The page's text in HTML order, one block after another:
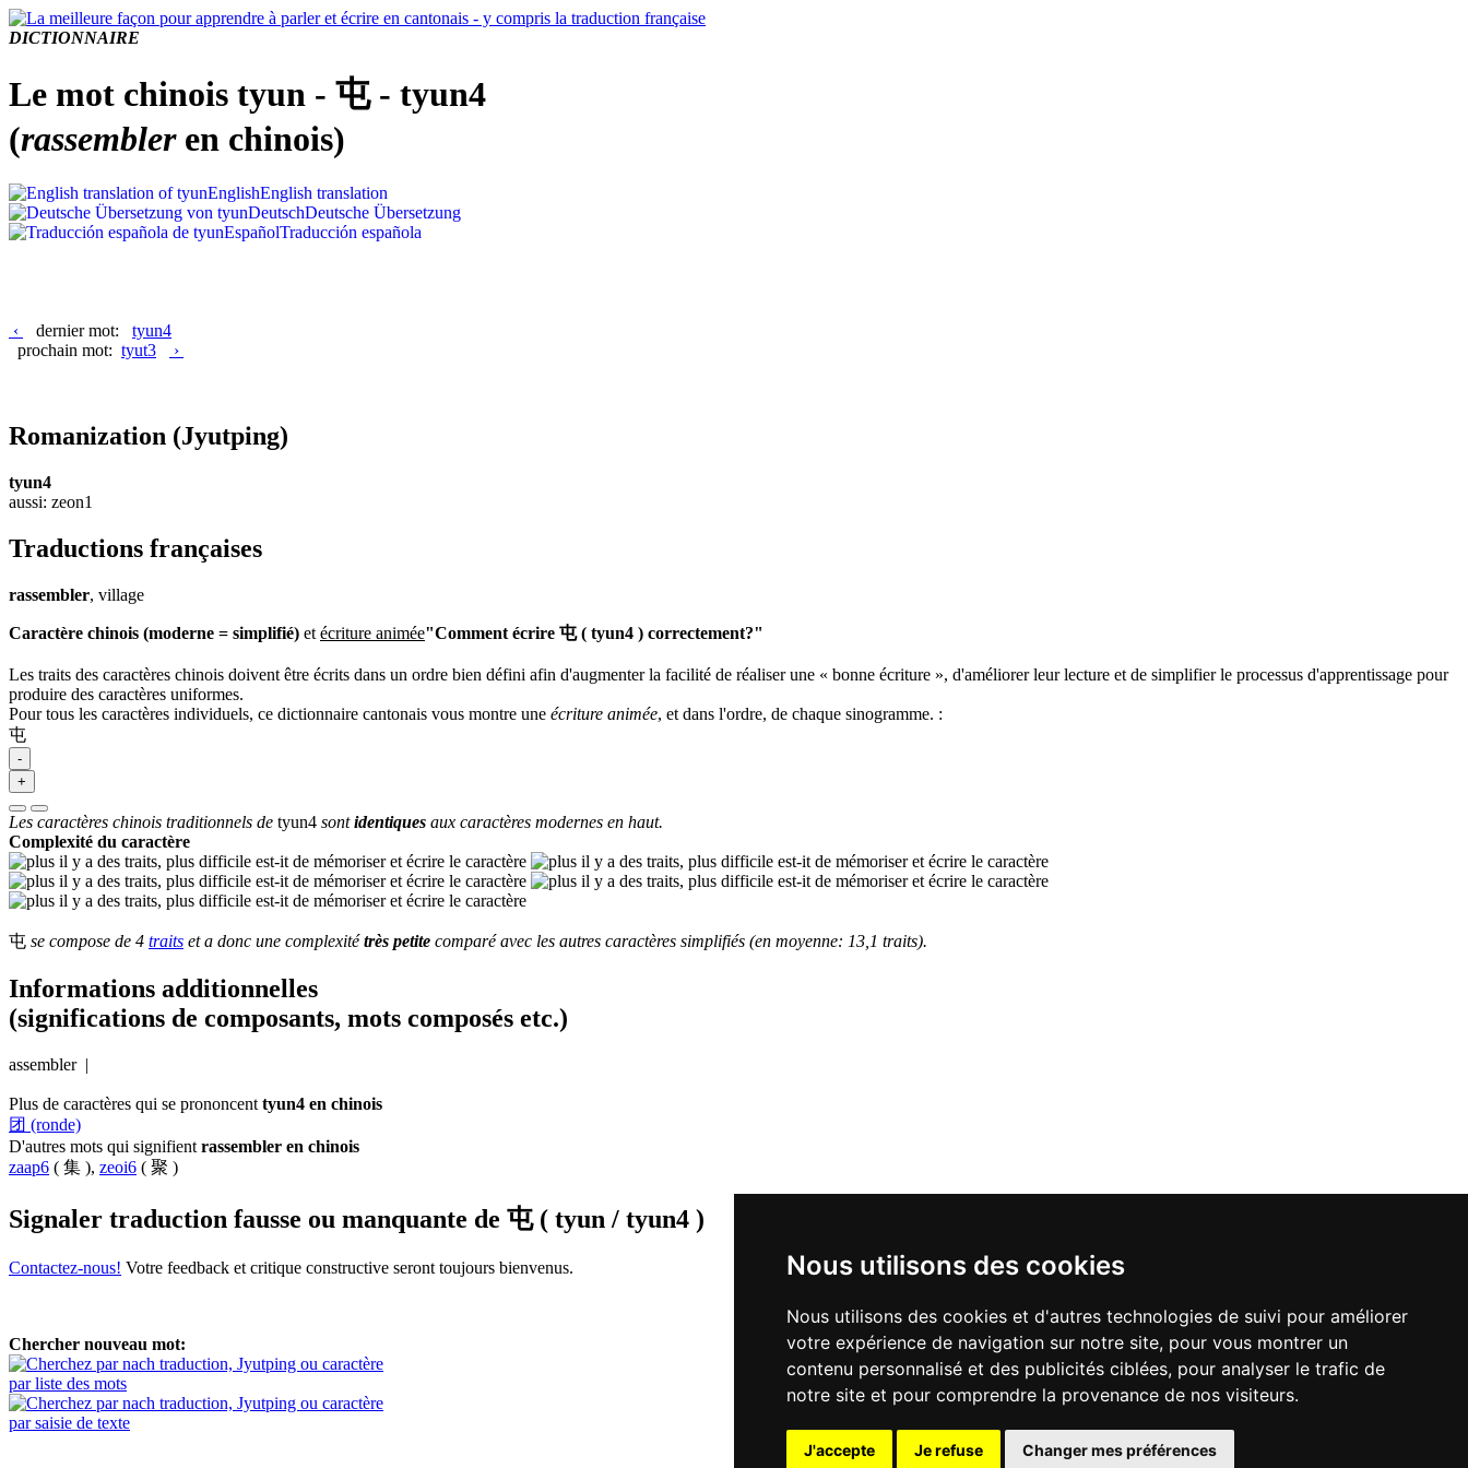
Nous utilisons des cookies
Nous utilisons des cookies et d'autres technologies de suivi pour améliorer
votre expérience de navigation sur notre site, pour vous montrer un
contenu personnalisé et des publicités ciblées, pour analyser le trafic de
notre site et pour comprendre la provenance de nos visiteurs.
J'accepte Je refuse Changer mes préférences
DICTIONNAIRE
Le mot chinois tyun - 屯 - tyun4
(rassembleren chinois)
EnglishEnglish translation
DeutschDeutsche Übersetzung
EspañolTraducción española
‹ dernier mot: tyun4
prochain mot: tyut3 ›
Romanization (Jyutping)
tyun4
aussi: zeon1
Traductions françaises
rassembler, village
Caractère chinois (moderne = simplifié) et écriture animée"Comment écrire 屯 ( tyun4 ) correctement?"
Les traits des caractères chinois doivent être écrits dans un ordre bien défini afin d'augmenter la facilité de réaliser une « bonne écriture », d'améliorer leur lecture et de simplifier le processus d'apprentissage pour
produire des caractères uniformes.
Pour tous les caractères individuels, ce dictionnaire cantonais vous montre une écriture animée, et dans l'ordre, de chaque sinogramme. :
屯
-
+
Les caractères chinois traditionnels de tyun4 sontidentiques aux caractères modernes en haut.
Complexité du caractère
屯 se compose de 4 traits et a donc une complexitétrès petite comparé avec les autres caractères simplifiés (en moyenne: 13,1 traits).
Informations additionnelles
(significations de composants, mots composés etc.)
assembler |
Plus de caractères qui se prononcent tyun4 en chinois
团 (ronde)
D'autres mots qui signifient rassembler en chinois
zaap6 ( 集 ), zeoi6 ( 聚 )
Signaler traduction fausse ou manquante de 屯 ( tyun / tyun4 )
Contactez-nous! Votre feedback et critique constructive seront toujours bienvenus.
Chercher nouveau mot:
par liste des mots
par saisie de texte